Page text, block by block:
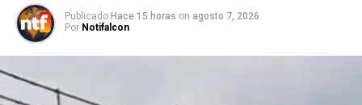
Publicado Hace 15 horas on agosto 7, 2026
Por Notifalcon